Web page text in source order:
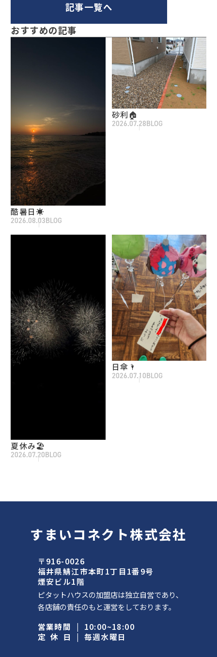
記事一覧へ
おすすめの記事
酷暑日☀️
2026.08.03BLOG
砂利🏠
2026.07.28BLOG
夏休み🏖
2026.07.20BLOG
日傘🌂
2026.07.10BLOG
すまいコネクト株式会社
〒916-0026
福井県鯖江市本町1丁目1番9号
煙安ビル1階
ピタットハウスの加盟店は独立自営であり､
各店舗の責任のもと運営をしております｡
営業時間 |
10:00~18:00
定休日
| 毎週水曜日